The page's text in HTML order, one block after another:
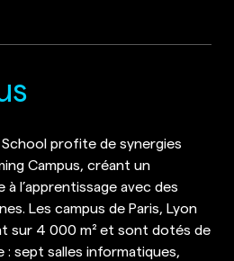
profite de synergies
Campus, créant un
l’apprentissage avec des
Les campus de Paris, Lyon
sur 4 000 m² et sont dotés de
sept salles informatiques,